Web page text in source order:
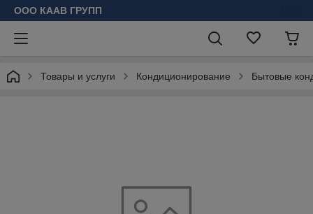
ООО КААВ ГРУПП
Товары и услуги Кондиционирование Бытовые